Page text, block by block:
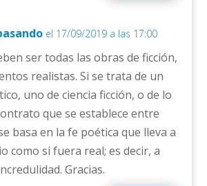
el 17/09/2019 a las 17:00
ser todas las obras de ficción,
realistas. Si se trata de un
uno de ciencia ficción, o de lo
que se establece entre
basa en la fe poética que lleva a
como si fuera real; es decir, a
Gracias.